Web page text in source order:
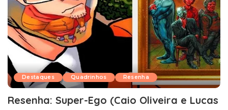
Destaques Quadrinhos Resenha
Resenha: Super-Ego (Caio Oliveira e Lucas